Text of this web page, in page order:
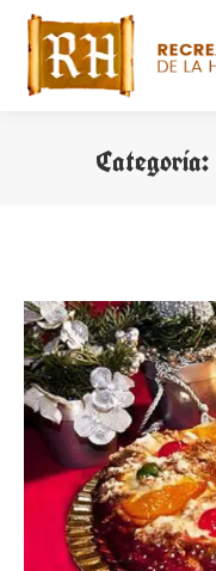
Categoría: